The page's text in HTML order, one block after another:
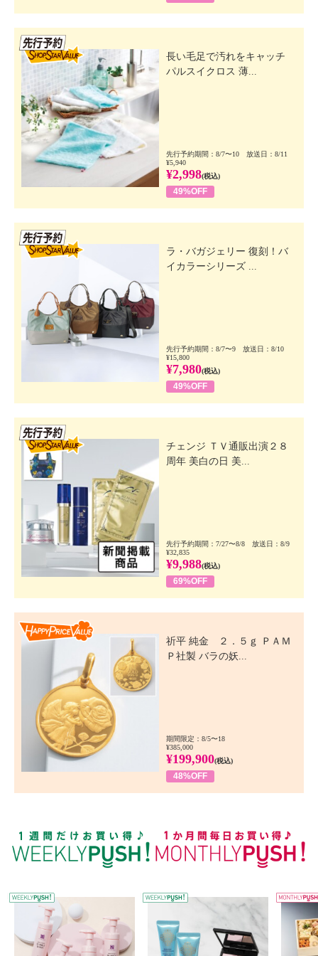
長い毛足で汚れをキャッチ
パルスイクロス 薄...
先行予約期間：8/7〜10 放送日：8/11
¥5,940
¥2,998(税込)
49%OFF
ラ・バガジェリー 復刻！バ
イカラーシリーズ ...
先行予約期間：8/7〜9 放送日：8/10
¥15,800
¥7,980(税込)
49%OFF
チェンジ ＴＶ通販出演２８
周年 美白の日 美...
先行予約期間：7/27〜8/8 放送日：8/9
¥32,835
¥9,988(税込)
69%OFF
祈平 純金 ２．５ｇ ＰＡＭ
Ｐ社製 バラの妖...
期間限定：8/5〜18
¥385,000
¥199,900(税込)
48%OFF
WEEKLY PUSH